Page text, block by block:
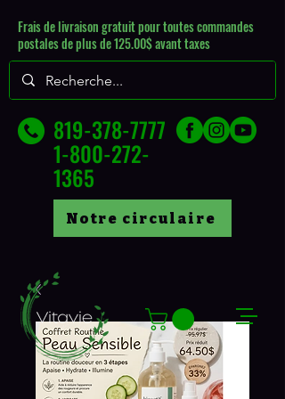
Frais de livraison gratuit pour toutes commandes
postales de plus de 125.00$ avant taxes
819-378-7777
1-800-272-
1365
Notre circulaire